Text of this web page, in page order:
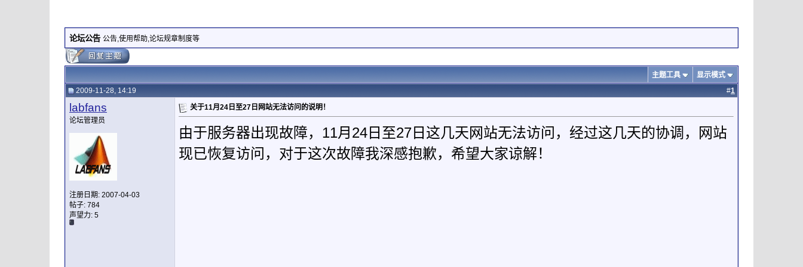
论坛公告 公告,使用帮助,论坛规章制度等
主题工具
显示模式
2009-11-28, 14:19
#1
labfans
论坛管理员
注册日期: 2007-04-03
帖子: 784
声望力: 5
关于11月24日至27日网站无法访问的说明！
由于服务器出现故障，11月24日至27日这几天网站无法访问，经过这几天的协调，网站
现已恢复访问，对于这次故障我深感抱歉，希望大家谅解！